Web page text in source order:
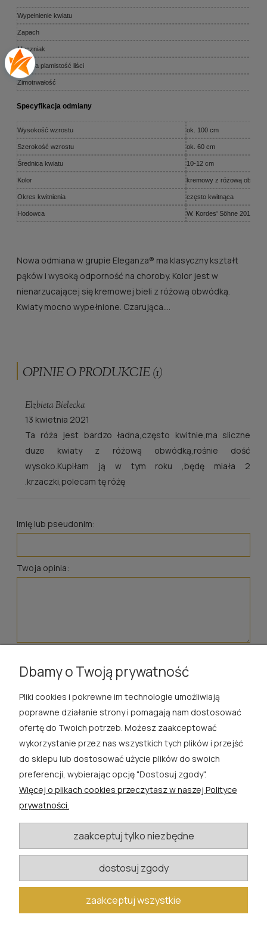
Wypełnienie kwiatu
Zapach
Mączniak
Czarna plamistość liści
Zimotrwałość
Specyfikacja odmiany
Wysokość wzrostu ok. 100 cm
Szerokość wzrostu ok. 60 cm
Średnica kwiatu 10-12 cm
Kolor kremowy z różową
Okres kwitnienia często kwitnąca
Hodowca W. Kordes' Söhne 2014
Nowa odmiana w grupie Eleganza® ma klasyczny kształt
pąków i wysoką odporność na choroby. Kolor jest w
nienarzucającej się kremowej bieli z różową obwódką.
Kwiaty mocno wypełnione. Czarująca....
OPINIE O PRODUKCIE (1)
Elzbieta Bielecka
13 kwietnia 2021
Ta róża jest bardzo ładna,często kwitnie,ma sliczne
duze kwiaty z różową obwódką,rośnie dość
wysoko.Kupiłam ją w tym roku ,będę miała 2
.krzaczki,polecam tę różę
Imię lub pseudonim:
Twoja opinia:
ROSA ĆWIK
SKLEP
EXTRA
KATEGORIE BLOGU
W razie pytań i wątpliwości prosimy o kontakt
biuro@rosacwik.pl
Dbamy o Twoją prywatność
Pliki cookies i pokrewne im technologie umożliwiają
poprawne działanie strony i pomagają nam dostosować
ofertę do Twoich potrzeb. Możesz zaakceptować
wykorzystanie przez nas wszystkich tych plików i przejść
do sklepu lub dostosować użycie plików do swoich
preferencji, wybierając opcję "Dostosuj zgody".
Więcej o plikach cookies przeczytasz w naszej Polityce
prywatności.
zaakceptuj tylko niezbędne
dostosuj zgody
zaakceptuj wszystkie